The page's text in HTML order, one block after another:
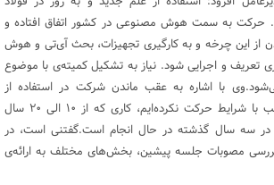
حرکت به سمت هوش مصنوعی در کشور اتفاق افتاده و
از این چرخه و به کارگیری تجهیزات، بحث آی‌تی و هوش
تعریف و اجرایی شود. نیاز به تشکیل کمیته‌ی با موضوع
با اشاره به عقب ماندن شرکت در استفاده از
تکنولوژی، گفت: ما متناسب با شرایط حرکت نکرده‌ایم، کاری که از ۱۰ الی ۲۰ سال
در سه سال گذشته در حال انجام است.گفتنی است، در
مصوبات جلسه پیشین، بخش‌های مختلف به ارائه‌ی